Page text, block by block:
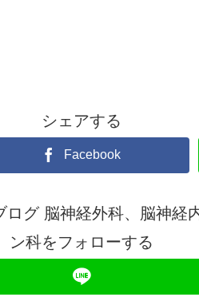
シェアする
Facebook
グ 脳神経外科、脳神経
ン科をフォローする